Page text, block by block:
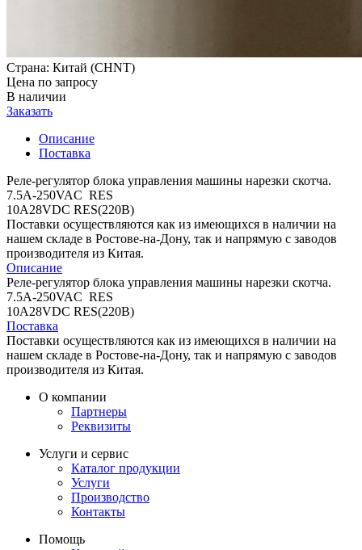
Страна: Китай (СHNT)
Цена по запросу
В наличии
Заказать
Описание
Поставка
Реле-регулятор блока управления машины нарезки скотча.
7.5A-250VAC RES
10A28VDC RES(220В)
Поставки осуществляются как из имеющихся в наличии на
нашем складе в Ростове-на-Дону, так и напрямую с заводов
производителя из Китая.
Описание
Реле-регулятор блока управления машины нарезки скотча.
7.5A-250VAC RES
10A28VDC RES(220В)
Поставка
Поставки осуществляются как из имеющихся в наличии на
нашем складе в Ростове-на-Дону, так и напрямую с заводов
производителя из Китая.
О компании
Партнеры
Реквизиты
Услуги и сервис
Каталог продукции
Услуги
Производство
Контакты
Помощь